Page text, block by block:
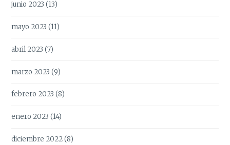
junio 2023 (13)
mayo 2023 (11)
abril 2023 (7)
marzo 2023 (9)
febrero 2023 (8)
enero 2023 (14)
diciembre 2022(8)